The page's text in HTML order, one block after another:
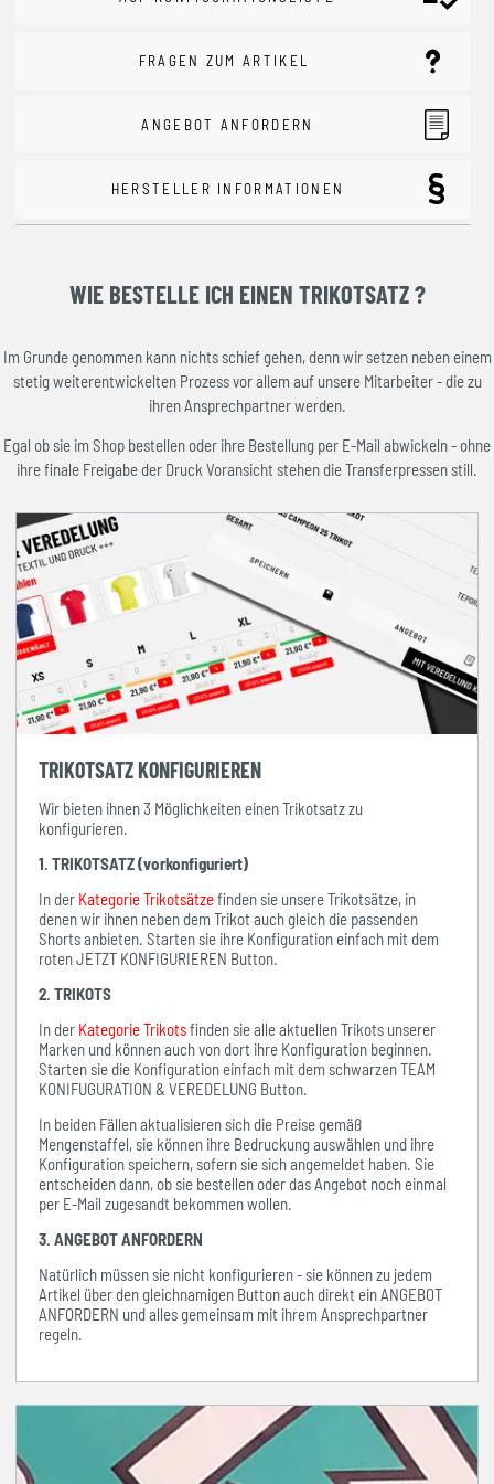
FRAGEN ZUM ARTIKEL
ANGEBOT ANFORDERN
HERSTELLER INFORMATIONEN
WIE BESTELLE ICH EINEN TRIKOTSATZ ?
Im Grunde genommen kann nichts schief gehen, denn wir setzen neben einem
stetig weiterentwickelten Prozess vor allem auf unsere Mitarbeiter - die zu
ihren Ansprechpartner werden.
Egal ob sie im Shop bestellen oder ihre Bestellung per E-Mail abwickeln - ohne
ihre finale Freigabe der Druck Voransicht stehen die Transferpressen still.
TRIKOTSATZ KONFIGURIEREN
Wir bieten ihnen 3 Möglichkeiten einen Trikotsatz zu
konfigurieren.
1. TRIKOTSATZ (vorkonfiguriert)
In der Kategorie Trikotsätzefinden sie unsere Trikotsätze, in
denen wir ihnen neben dem Trikot auch gleich die passenden
Shorts anbieten. Starten sie ihre Konfiguration einfach mit dem
roten JETZT KONFIGURIEREN Button.
2. TRIKOTS
In der Kategorie Trikotsfinden sie alle aktuellen Trikots unserer
Marken und können auch von dort ihre Konfiguration beginnen.
Starten sie die Konfiguration einfach mit dem schwarzen TEAM
KONIFUGURATION & VEREDELUNG Button.
In beiden Fällen aktualisieren sich die Preise gemäß
Mengenstaffel, sie können ihre Bedruckung auswählen und ihre
Konfiguration speichern, sofern sie sich angemeldet haben. Sie
entscheiden dann, ob sie bestellen oder das Angebot noch einmal
per E-Mail zugesandt bekommen wollen.
3. ANGEBOT ANFORDERN
Natürlich müssen sie nicht konfigurieren - sie können zu jedem
Artikel über den gleichnamigen Button auch direkt ein ANGEBOT
ANFORDERN und alles gemeinsam mit ihrem Ansprechpartner
regeln.